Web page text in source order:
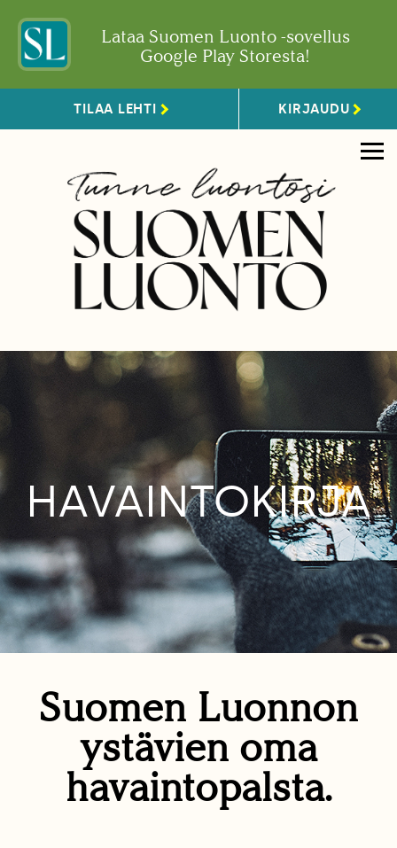
Lataa Suomen Luonto -sovellus
Google Play Storesta!
TILAA LEHTI KIRJAUDU
HAVAINTOKIRJA
Suomen Luonnon
ystävien oma
havaintopalsta.